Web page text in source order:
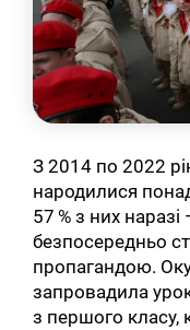
З 2014 по 2022
народилися
57 % з них наразі
безпосередньо
пропагандою.
запровадила
з першого класу,